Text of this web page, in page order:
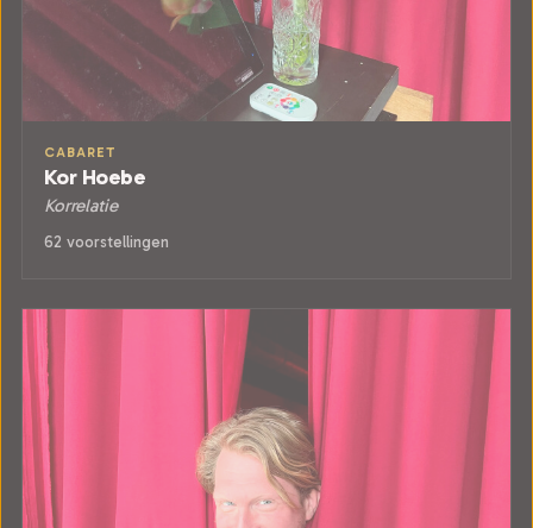
CABARET
Kor Hoebe
Korrelatie
62 voorstellingen